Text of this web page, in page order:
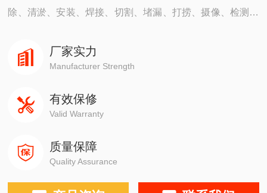
除、清淤、安装、焊接、切割、堵漏、打捞、摄像、检测、
程，有着严密的安全组织机构，*的质量保证体系，严格的
安全措施，并以高质量快速度、守信誉而深受广大业主企业
厂家实力
Manufacturer Strength
有效保修
Valid Warranty
质量保障
Quality Assurance